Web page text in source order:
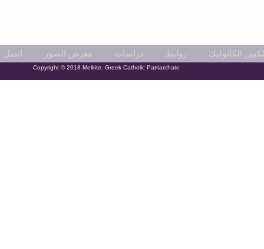
الكاثوليك روابط دراسات معرض الصور اتصل
Copyright © 2018 Melkite. Greek Catholic Patriarchate